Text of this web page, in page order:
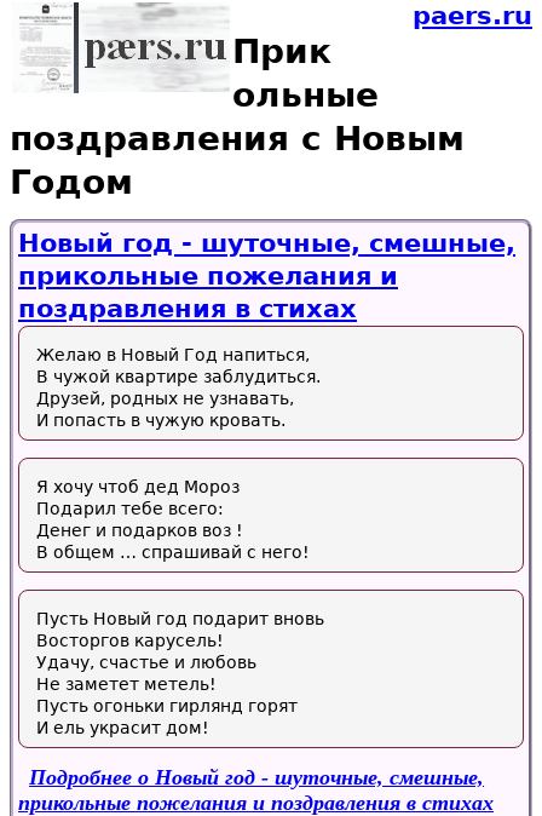
paers.ru
Прик
ольные
поздравления с Новым
Годом
Новый год - шуточные, смешные,
прикольные пожелания и
поздравления в стихах
Желаю в Новый Год напиться,
В чужой квартире заблудиться.
Друзей, родных не узнавать,
И попасть в чужую кровать.
Я хочу чтоб дед Мороз
Подарил тебе всего:
Денег и подарков воз !
В общем … спрашивай с него!
Пусть Новый год подарит вновь
Восторгов карусель!
Удачу, счастье и любовь
Не заметет метель!
Пусть огоньки гирлянд горят
И ель украсит дом!
Подробнее о Новый год - шуточные, смешные,
прикольные пожелания и поздравления в стихах